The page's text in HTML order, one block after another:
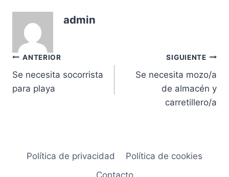
admin
Navegación
de
ANTERIOR
Se necesita socorrista
para playa
SIGUIENTE
Se necesita mozo/a
de almacén y
carretillero/a
Política de privacidad
Política de cookies